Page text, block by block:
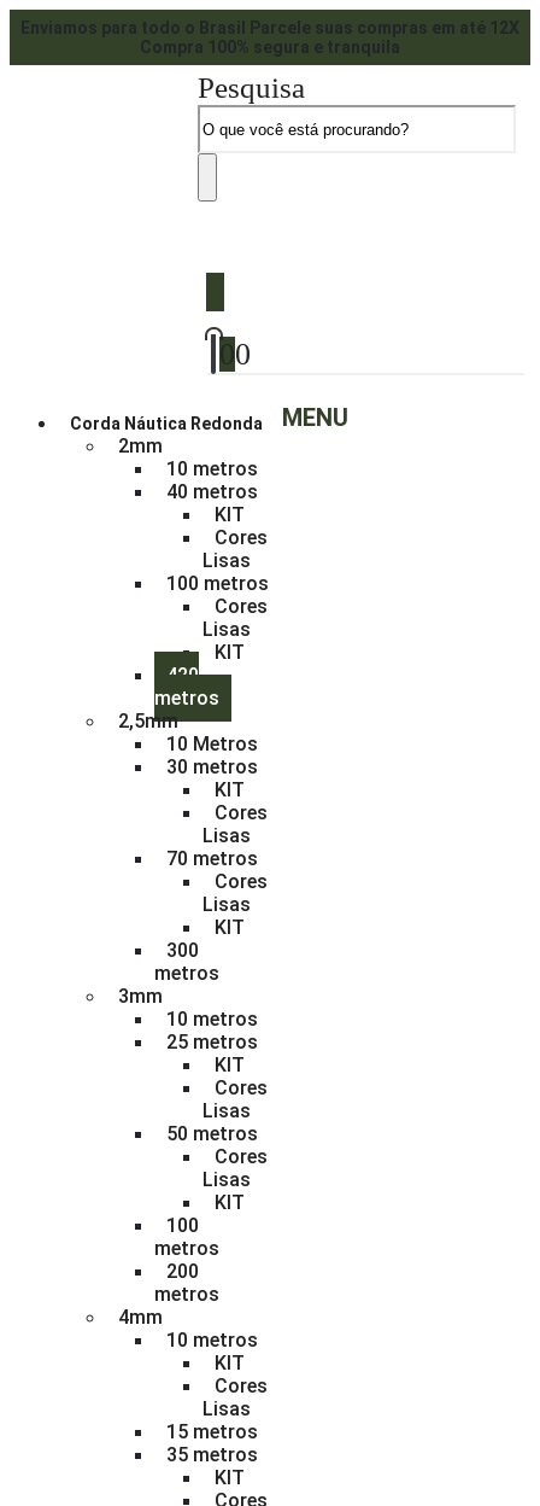
Enviamos para todo o Brasil
Parcele suas compras em até 12X
Compra 100% segura e tranquila
Pesquisa
00
Corda Náutica Redonda
2mm
10 metros
40 metros
KIT
Cores
Lisas
100 metros
Cores
Lisas
KIT
420
metros
2,5mm
10 Metros
30 metros
KIT
Cores
Lisas
70 metros
Cores
Lisas
KIT
300
metros
3mm
10 metros
25 metros
KIT
Cores
Lisas
50 metros
Cores
Lisas
KIT
100
metros
200
metros
4mm
10 metros
KIT
Cores
Lisas
15 metros
35 metros
KIT
Cores
MENU